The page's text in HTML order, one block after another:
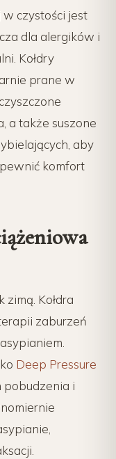
czystości jest
dla alergików i
Kołdry
prane w
a także suszone
aby
komfort
Kołdra
zaburzeń
Deep Pressure
pobudzenia i